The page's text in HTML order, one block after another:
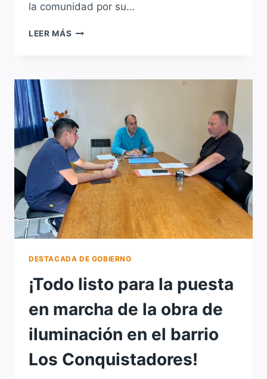
la comunidad por su…
LEER MÁS GRAN
EN
DESTACADA DE GOBIERNO
¡Todo listo para la puesta
en marcha de la obra de
iluminación en el barrio
Los Conquistadores!